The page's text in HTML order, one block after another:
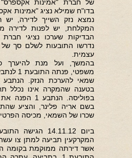
של חברת "אמינות אקספרס"
בדו"ח שמילא נציג "אמינות
נמצא נזק השייך לדירה,
הבדיקות שערכו נציגי
עצמית.
בהמשך, ועל מנת להיערך
בטענה שהמקרה אינו נכלל
שכרו של השמאי, מכיסה הפרטי.
המקרקעין תביעה למתן צו
אשר דירתה ממוקמת בקומה